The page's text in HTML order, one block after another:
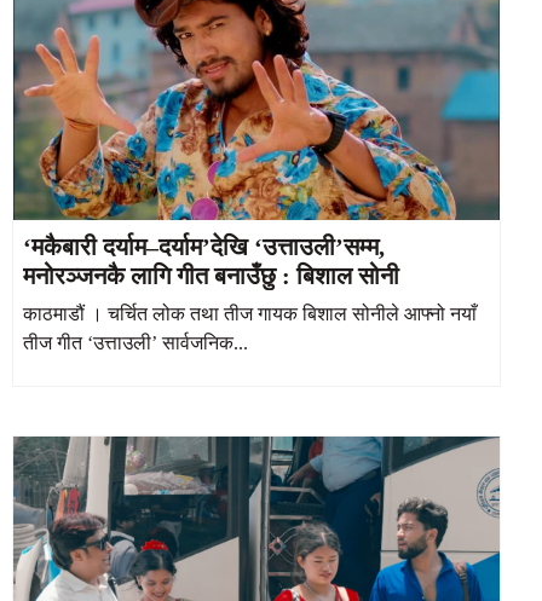
‘मकैबारी दर्याम–दर्याम’देखि ‘उत्ताउली’सम्म,
मनोरञ्जनकै लागि गीत बनाउँछु : बिशाल सोनी
काठमाडौं । चर्चित लोक तथा तीज गायक बिशाल सोनीले आफ्नो नयाँ
तीज गीत ‘उत्ताउली’ सार्वजनिक...